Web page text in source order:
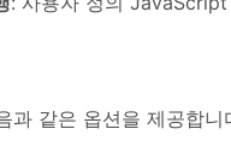
과 같은 옵션을 제공합니